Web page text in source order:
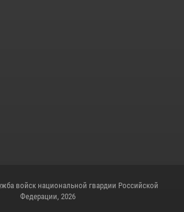
войск национальной гвардии Российской
Федерации, 2026